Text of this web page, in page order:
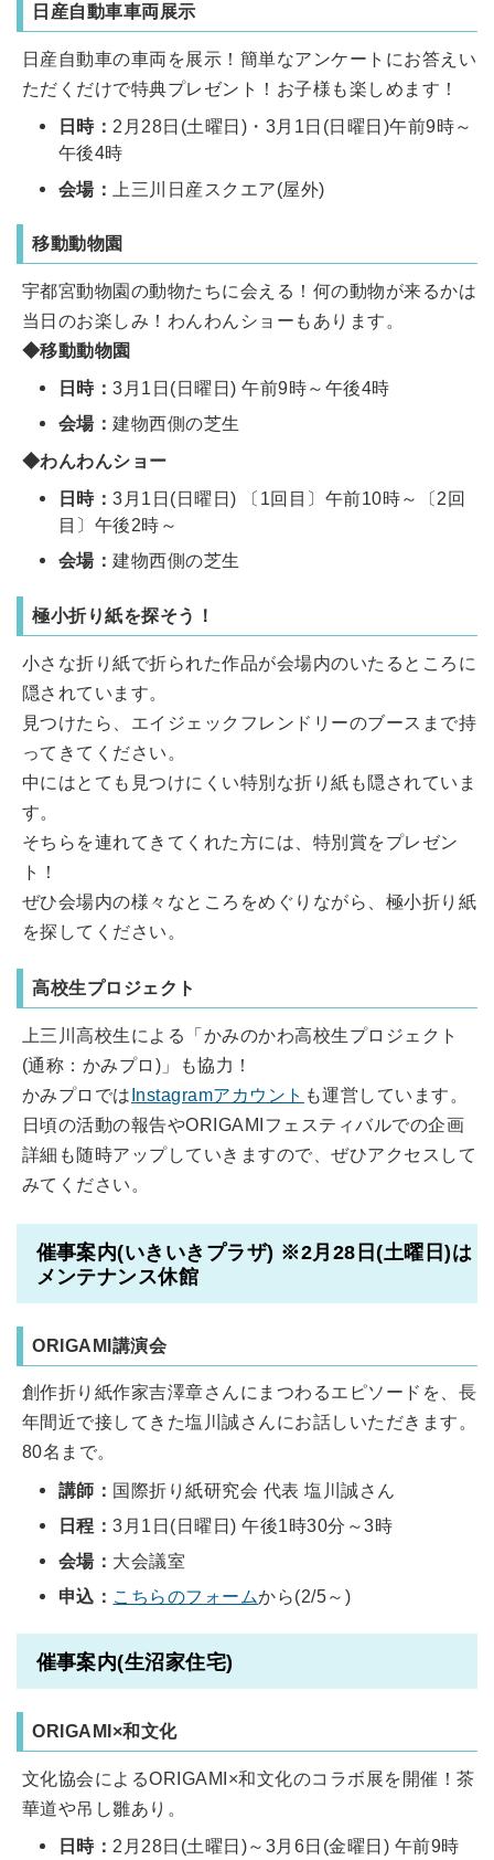
日産自動車車両展示
日産自動車の車両を展示！簡単なアンケートにお答えい
ただくだけで特典プレゼント！お子様も楽しめます！
日時： 2月28日(土曜日)・3月1日(日曜日)午前9時～
午後4時
会場：
上三川日産スクエア(屋外)
移動動物園
宇都宮動物園の動物たちに会える！何の動物が来るかは
当日のお楽しみ！わんわんショーもあります。
◆移動動物園
日時：3月1日(日曜日) 午前9時～午後4時
会場：建物西側の芝生
◆わんわんショー
日時：3月1日(日曜日) 〔1回目〕午前10時～〔2回
目〕午後2時～
会場：建物西側の芝生
極小折り紙を探そう！
小さな折り紙で折られた作品が会場内のいたるところに
隠されています。
見つけたら、エイジェックフレンドリーのブースまで持
ってきてください。
中にはとても見つけにくい特別な折り紙も隠されていま
す。
そちらを連れてきてくれた方には、特別賞をプレゼン
ト！
ぜひ会場内の様々なところをめぐりながら、極小折り紙
を探してください。
高校生プロジェクト
上三川高校生による「かみのかわ高校生プロジェクト
(通称：かみプロ)」も協力！
かみプロではInstagramアカウント も運営しています。
日頃の活動の報告やORIGAMIフェスティバルでの企画
詳細も随時アップしていきますので、ぜひアクセスして
みてください。
催事案内(いきいきプラザ) ※2月28日(土曜日)は
メンテナンス休館
ORIGAMI講演会
創作折り紙作家吉澤章さんにまつわるエピソードを、長
年間近で接してきた塩川誠さんにお話しいただきます。
80名まで。
講師： 国際折り紙研究会 代表 塩川誠さん
日程：3月1日(日曜日) 午後1時30分～3時
会場： 大会議室
申込： こちらのフォームから(2/5～)
催事案内(生沼家住宅)
ORIGAMI×和文化
文化協会によるORIGAMI×和文化のコラボ展を開催！茶
華道や吊し雛あり。
日時： 2月28日(土曜日)～3月6日(金曜日) 午前9時